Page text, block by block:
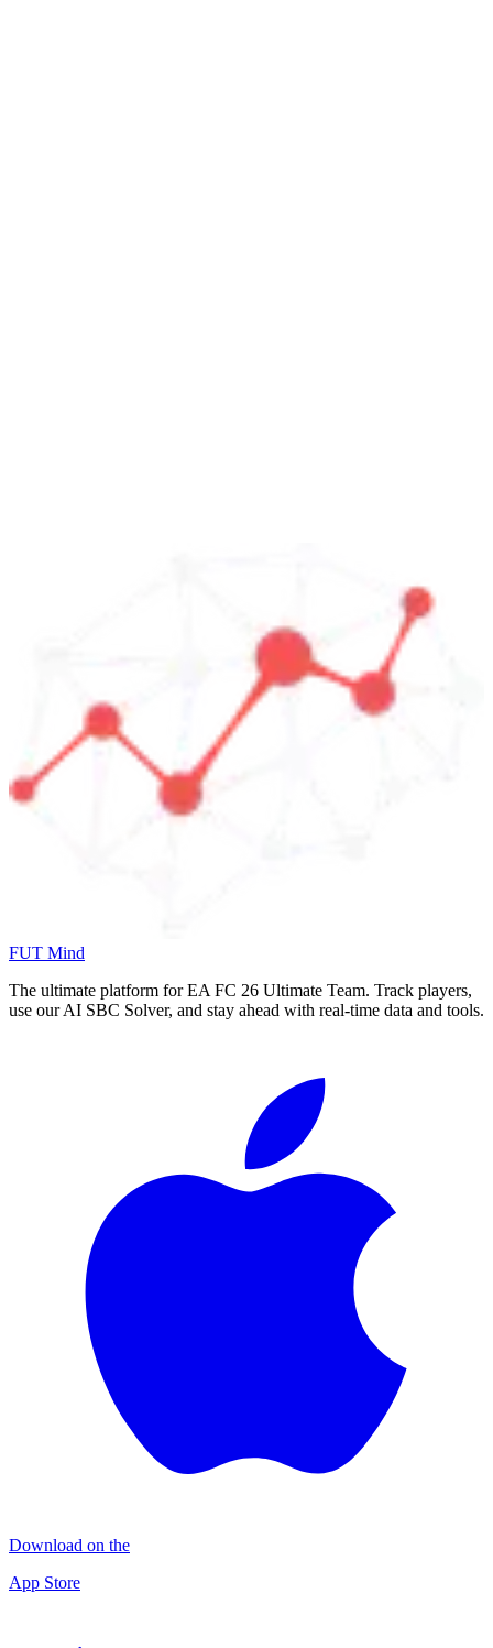
FUT Mind
The ultimate platform for EA FC 26 Ultimate Team. Track players,
use our AI SBC Solver, and stay ahead with real-time data and tools.
Download on the
App Store